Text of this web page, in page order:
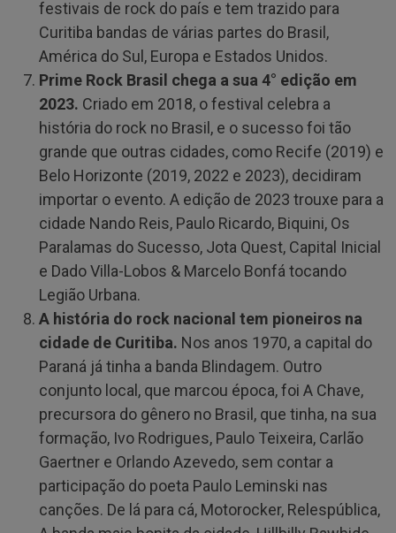
festivais de rock do país e tem trazido para
Curitiba bandas de várias partes do Brasil,
América do Sul, Europa e Estados Unidos.
Prime Rock Brasil chega a sua 4° edição em
2023. Criado em 2018, o festival celebra a
história do rock no Brasil, e o sucesso foi tão
grande que outras cidades, como Recife (2019) e
Belo Horizonte (2019, 2022 e 2023), decidiram
importar o evento. A edição de 2023 trouxe para a
cidade Nando Reis, Paulo Ricardo, Biquini, Os
Paralamas do Sucesso, Jota Quest, Capital Inicial
e Dado Villa-Lobos & Marcelo Bonfá tocando
Legião Urbana.
A história do rock nacional tem pioneiros na
cidade de Curitiba. Nos anos 1970, a capital do
Paraná já tinha a banda Blindagem. Outro
conjunto local, que marcou época, foi A Chave,
precursora do gênero no Brasil, que tinha, na sua
formação, Ivo Rodrigues, Paulo Teixeira, Carlão
Gaertner e Orlando Azevedo, sem contar a
participação do poeta Paulo Leminski nas
canções. De lá para cá, Motorocker, Relespública,